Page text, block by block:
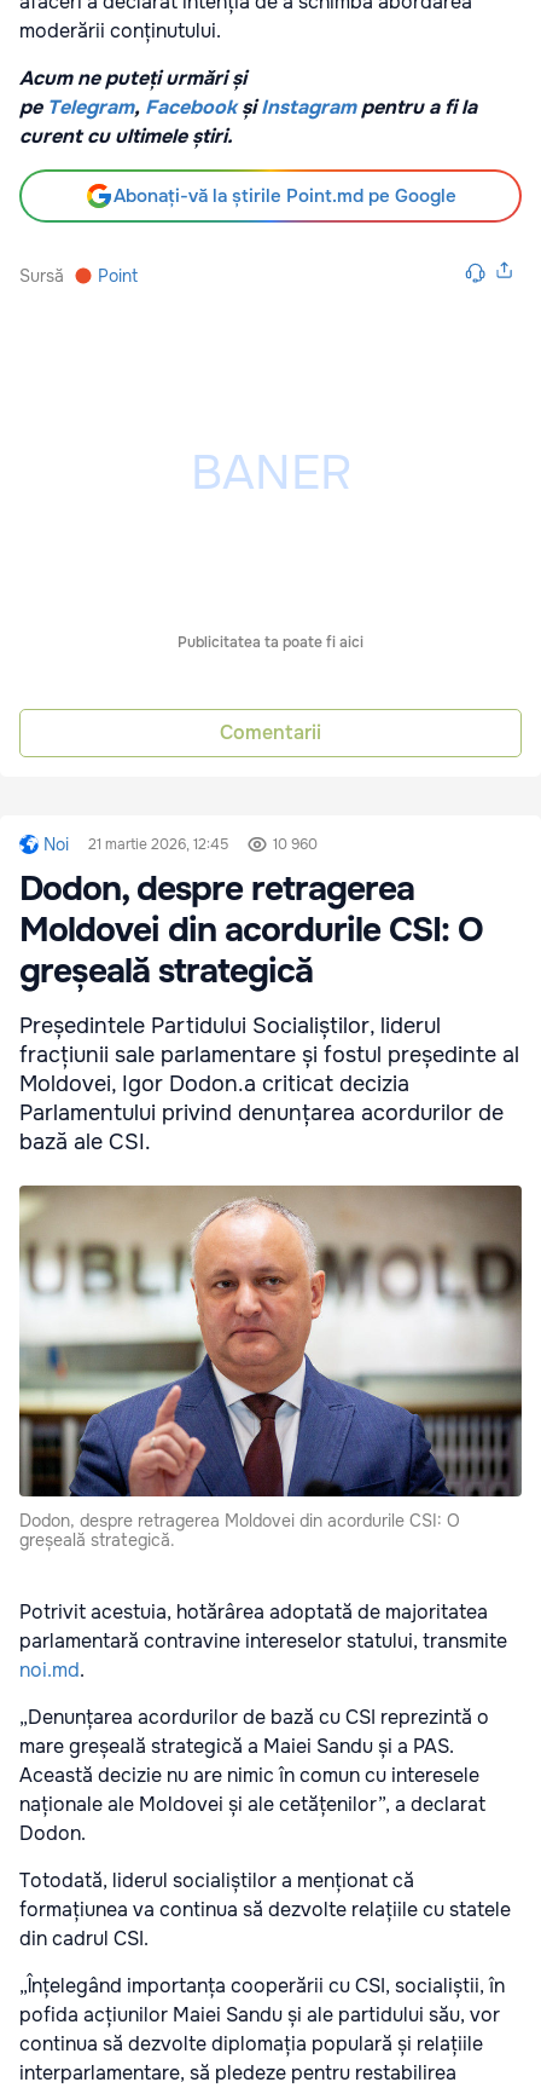
moderării conținutului.
Acum ne puteți urmări și
pe Telegram, Facebook șiInstagrampentru a fi la
curent cu ultimele știri.
Abonați-vă la știrile Point.md pe Google
Sursă Point
Publicitatea ta poate fi aici
Comentarii
Noi 21 martie 2026, 12:45 10 960
Dodon, despre retragerea
Moldovei din acordurile CSI: O
greșeală strategică
Președintele Partidului Socialiștilor, liderul
fracțiunii sale parlamentare și fostul președinte al
Moldovei, Igor Dodon.a criticat decizia
Parlamentului privind denunțarea acordurilor de
bază ale CSI.
Dodon, despre retragerea Moldovei din acordurile CSI: O
greșeală strategică.
Potrivit acestuia, hotărârea adoptată de majoritatea
parlamentară contravine intereselor statului, transmite
noi.md.
„Denunțarea acordurilor de bază cu CSI reprezintă o
mare greșeală strategică a Maiei Sandu și a PAS.
Această decizie nu are nimic în comun cu interesele
naționale ale Moldovei și ale cetățenilor”, a declarat
Dodon.
Totodată, liderul socialiștilor a menționat că
formațiunea va continua să dezvolte relațiile cu statele
din cadrul CSI.
„Înțelegând importanța cooperării cu CSI, socialiștii, în
pofida acțiunilor Maiei Sandu și ale partidului său, vor
continua să dezvolte diplomația populară și relațiile
interparlamentare, să pledeze pentru restabilirea